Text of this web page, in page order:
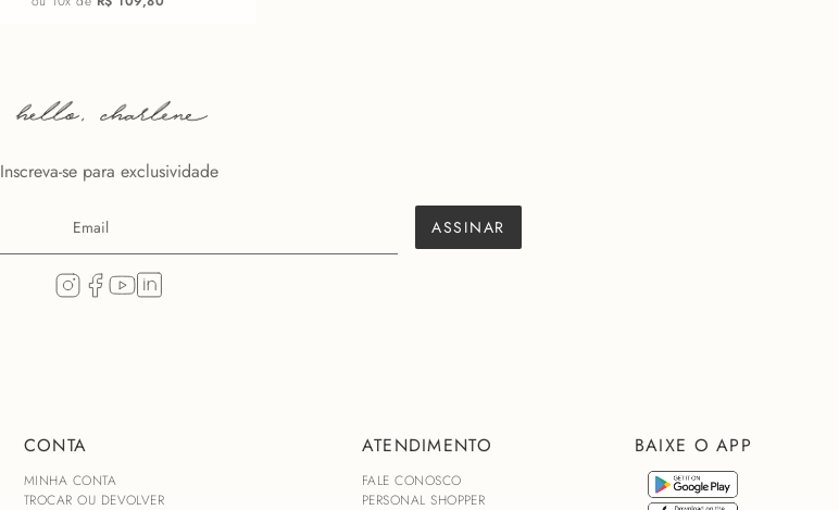
Inscreva-se para exclusividade
ASSINAR
CONTA
MINHA CONTA
TROCAR OU DEVOLVER
ATENDIMENTO
FALE CONOSCO
PERSONAL SHOPPER
BAIXE O APP